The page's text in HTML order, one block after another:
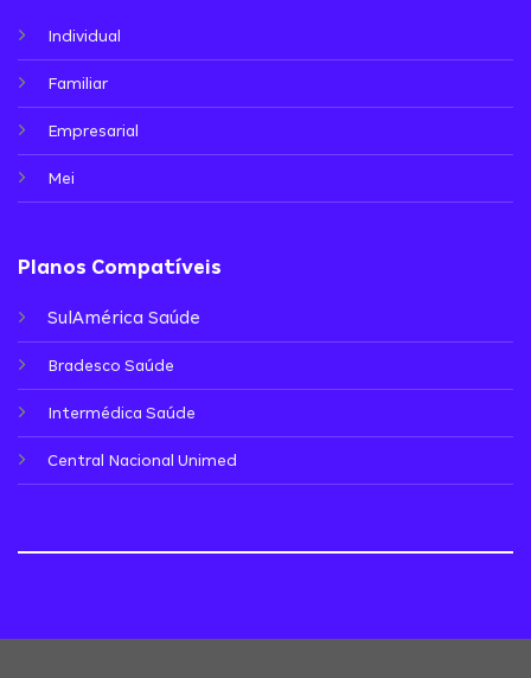
Individual
Familiar
Empresarial
Mei
Planos Compatíveis
SulAmérica Saúde
Bradesco Saúde
Intermédica Saúde
Central Nacional Unimed